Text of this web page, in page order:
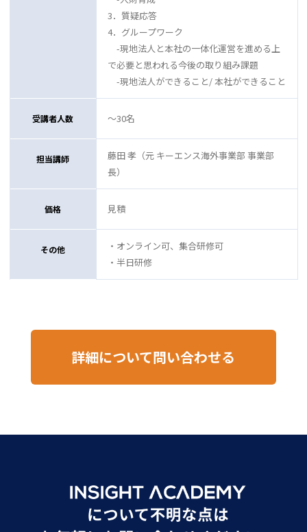
3．質疑応答
4．グループワーク
-現地法人と本社の一体化運営を進める上
で必要と思われる今後の取り組み課題
-現地法人ができること/ 本社ができること
受講者人数 ～30名
担当講師
藤田 孝（元 キーエンス海外事業部 事業部
長）
価格 見積
その他
・オンライン可、集合研修可
・半日研修
詳細について問い合わせる